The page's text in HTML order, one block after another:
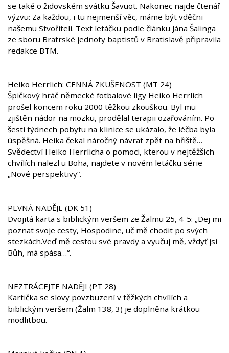
se také o židovském svátku Šavuot. Nakonec najde čtenář
výzvu: Za každou, i tu nejmenší věc, máme být vděčni
našemu Stvořiteli. Text letáčku podle článku Jána Šalinga
ze sboru Bratrské jednoty baptistů v Bratislavě připravila
redakce BTM.
Heiko Herrlich: CENNÁ ZKUŠENOST (MT 24)
Špičkový hráč německé fotbalové ligy Heiko Herrlich
prošel koncem roku 2000 těžkou zkouškou. Byl mu
zjištěn nádor na mozku, prodělal terapii ozařováním. Po
šesti týdnech pobytu na klinice se ukázalo, že léčba byla
úspěšná. Heika čekal náročný návrat zpět na hřiště…
Svědectví Heiko Herrlicha o pomoci, kterou v nejtěžších
chvílích nalezl u Boha, najdete v novém letáčku série
„Nové perspektivy“.
PEVNÁ NADĚJE (DK 51)
Dvojitá karta s biblickým veršem ze Žalmu 25, 4-5: „Dej mi
poznat svoje cesty, Hospodine, uč mě chodit po svých
stezkách.Veď mě cestou své pravdy a vyučuj mě, vždyť jsi
Bůh, má spása…“.
NEZTRÁCEJTE NADĚJI (PT 28)
Kartička se slovy povzbuzení v těžkých chvílích a
biblickým veršem (Žalm 138, 3) je doplněna krátkou
modlitbou.